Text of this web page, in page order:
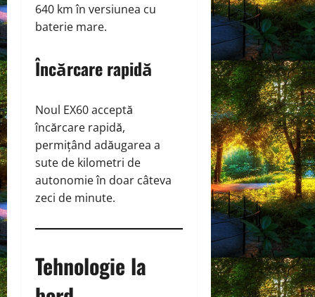
640 km în versiunea cu
baterie mare.
Încărcare rapidă
Noul EX60 acceptă
încărcare rapidă,
permițând adăugarea a
sute de kilometri de
autonomie în doar câteva
zeci de minute.
Tehnologie la